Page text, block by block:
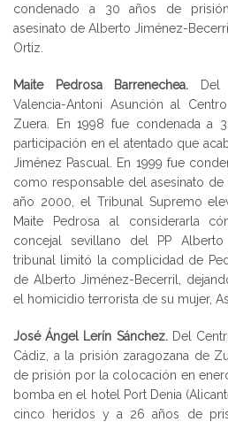
condenado a 30 años de
asesinato de Alberto Jiménez-
Ortiz.
Maite Pedrosa Barrenechea. Del
Valencia-Antoni Asunción al
Zuera. En 1998 fue condenada a
participación en el atentado que
Jiménez Pascual. En 1999 fue
como responsable del asesinato de
año 2000, el Tribunal Supremo
Maite Pedrosa al considerarla
concejal sevillano del PP
tribunal limitó la complicidad de
de Alberto Jiménez-Becerril,
el homicidio terrorista de su mujer,
José Ángel Lerín Sánchez. Del
Cádiz, a la prisión zaragozana de
de prisión por la colocación en
bomba en el hotel Port Denia
cinco heridos y a 26 años de